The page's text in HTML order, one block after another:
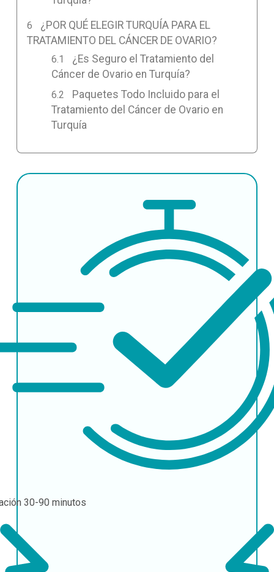
¿POR QUÉ ELEGIR TURQUÍA PARA EL
TRATAMIENTO DEL CÁNCER DE OVARIO?
¿Es Seguro el Tratamiento del
Cáncer de Ovario en Turquía?
Paquetes Todo Incluido para el
Tratamiento del Cáncer de Ovario en
Turquía
30-90 minutos